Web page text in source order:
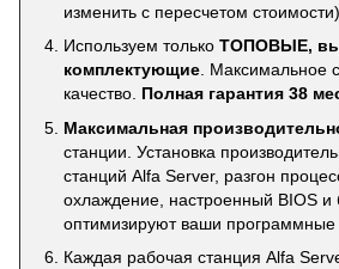
изменить с пересчетом
Используем только ТОПОВЫЕ,
комплектующие. Максимальное
качество. Полная гарантия 38
Максимальная
станции. Установка
станций Alfa Server, разгон
охлаждение, настроенный BIOS и
оптимизируют ваши
Каждая рабочая станция Alfa